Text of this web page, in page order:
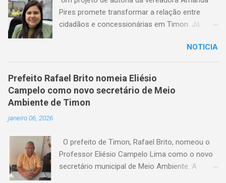
Pires promete transformar a relação entre
cidadãos e concessionárias em Timon. Já
estabelece que consumidores terão o direito
de quitar seus débitos de água e energia
elétrica no momento anterior ao corte do
serviço — garantindo mais dignidade e evitando
que famílias fiquem sem itens essenciais em
vezes, veem-se surpreendidos pelo corte
abrupto do fornecimento. A nova lei, agora
aguardando a sanção do prefeito, representa
NOTICIA
Prefeito Rafael Brito nomeia Eliésio
Campelo como novo secretário de Meio
Ambiente de Timon
janeiro 06, 2026
O prefeito de Timon, Rafael Brito, nomeou o
Professor Eliésio Campelo Lima como o novo
secretário municipal de Meio Ambiente. A